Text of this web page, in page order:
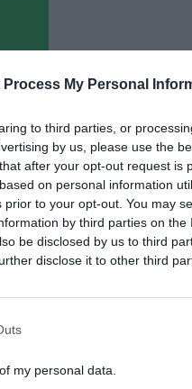
Process My Personal
to third parties, or
by us, please use the
after your opt-out request is
on personal information
to your opt-out. You may
by third parties on the
be disclosed by us to third
disclose it to other third
my personal data.
bronca en Reino
el alero... y Enrique